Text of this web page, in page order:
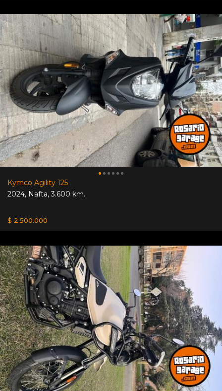
Kymco Agility 125
2024, Nafta,3.600 km.
$ 2.500.000